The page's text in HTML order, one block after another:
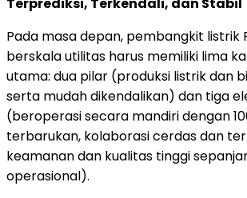
Pada masa depan, pembangkit listrik
berskala utilitas harus memiliki lima
utama: dua pilar (produksi listrik dan
serta mudah dikendalikan) dan tiga
(beroperasi secara mandiri dengan
terbarukan, kolaborasi cerdas dan
keamanan dan kualitas tinggi
operasional).